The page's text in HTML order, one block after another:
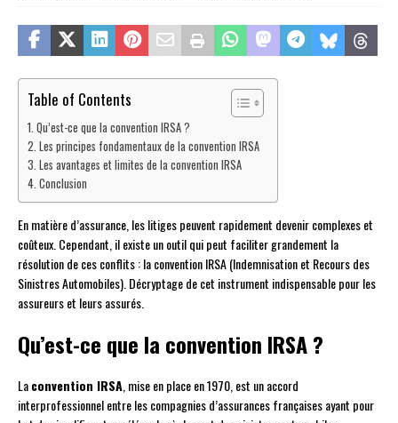
Table of Contents
Qu’est-ce que la convention IRSA ?
Les principes fondamentaux de la convention IRSA
Les avantages et limites de la convention IRSA
Conclusion
En matière d’assurance, les litiges peuvent rapidement devenir complexes et
coûteux. Cependant, il existe un outil qui peut faciliter grandement la
résolution de ces conflits : la convention IRSA (Indemnisation et Recours des
Sinistres Automobiles). Décryptage de cet instrument indispensable pour les
assureurs et leurs assurés.
Qu’est-ce que la convention IRSA ?
Laconvention IRSA , mise en place en 1970, est un accord
interprofessionnel entre les compagnies d’assurances françaises ayant pour